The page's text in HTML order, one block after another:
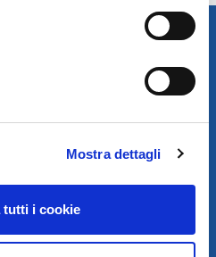
Mostra dettagli
tutti i cookie